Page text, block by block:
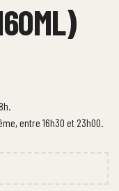
entre 16h30 et 23h00.